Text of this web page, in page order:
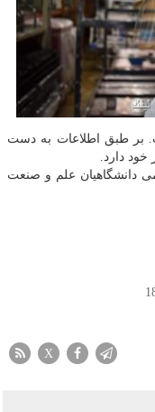
بر طبق اطلاعات به دست
دانشگاهیان علم و صنعت
X